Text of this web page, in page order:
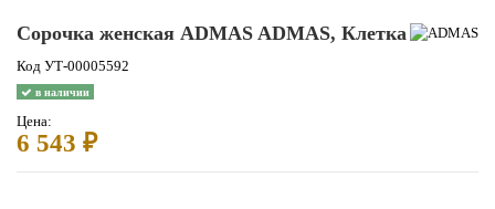
Сорочка женская ADMAS ADMAS, Клетка
Код УТ-00005592
в наличии
Цена:
6 543 ₽